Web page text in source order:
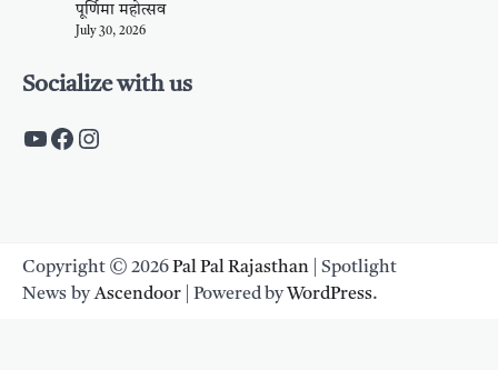
पूर्णिमा महोत्सव
July 30, 2026
Socialize with us
https://www.youtube.com/c/
https://www.facebook.com/
Instagram
Copyright © 2026Pal Pal Rajasthan | Spotlight
News byAscendoor | Powered byWordPress.